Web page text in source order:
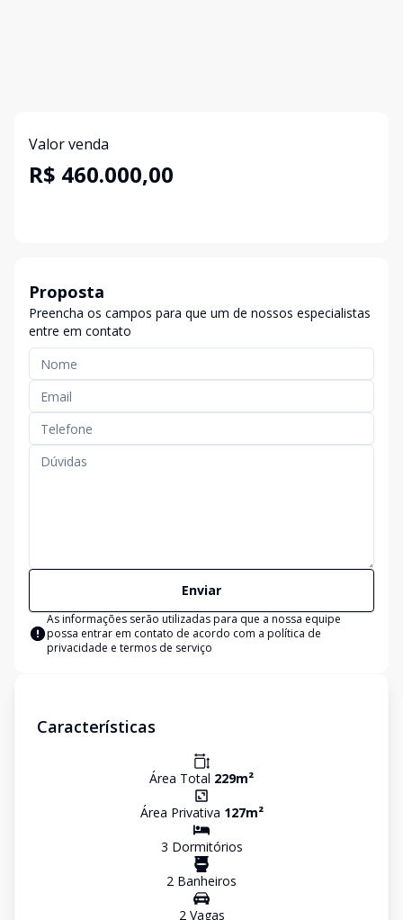
Valor venda
R$ 460.000,00
Proposta
Preencha os campos para que um de nossos especialistas
entre em contato
Enviar
As informações serão utilizadas para que a nossa equipe
possa entrar em contato de acordo com a política de
privacidade e termos de serviço
Características
Área Total 229m²
Área Privativa 127m²
3 Dormitórios
2 Banheiros
2Vagas